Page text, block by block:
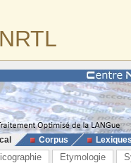
Corpus
Etymologie